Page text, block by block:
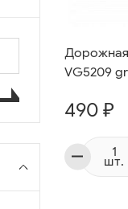
VG5209
490 ₽
шт.